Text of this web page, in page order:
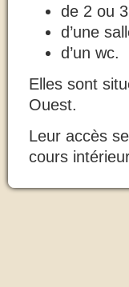
de 2 ou
d’une
d’un wc.
Elles sont
Ouest.
Leur accès
cours